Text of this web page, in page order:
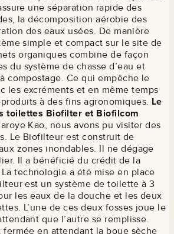
une séparation rapide des
la décomposition aérobie des
des eaux usées. De manière
simple et compact sur le site de
organiques combine de façon
du système de chasse d’eau et
compostage. Ce qui empêche le
les excréments et en même temps
à des fins agronomiques. Le
toilettes Biofilter et Biofilcom
Kao, nous avons pu visiter des
Le Biofilteur est construit de
zones inondables. Il ne dégage
Il a bénéficié du crédit de la
technologie a été mise en place
est un système de toilette à 3
les eaux de la douche et les deux
L’une de ces deux fosses joue le
que l’autre se remplisse.
en attendant la boue sèche